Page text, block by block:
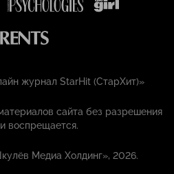
журнал StarHit (СтарХит)»
сайта без разрешения
воспрещается.
Медиа Холдинг», 2026.